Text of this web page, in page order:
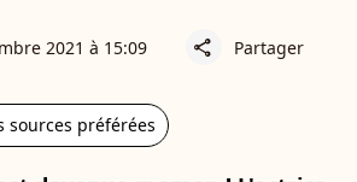
2021 à 15:09 share Partager
sources préférées